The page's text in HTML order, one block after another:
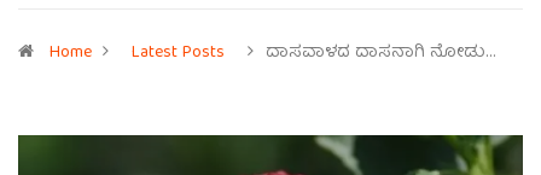
Home Latest Posts ದಾಸವಾಳದ ದಾಸನಾಗಿ ನೋಡು…